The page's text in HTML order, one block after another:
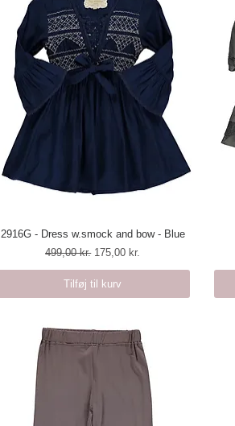
Hurtigvisning
2916G - Dress w.smock and bow - Blue
Regulær pris
499,00 kr. Salgspris
175,00 kr.
Tilføj til kurv